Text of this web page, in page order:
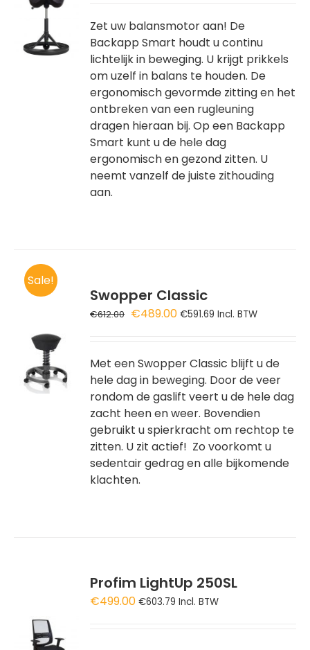
Zet uw balansmotor aan! De
Backapp Smart houdt u continu
lichtelijk in beweging. U krijgt prikkels
om uzelf in balans te houden. De
ergonomisch gevormde zitting en het
ontbreken van een rugleuning
dragen hieraan bij. Op een Backapp
Smart kunt u de hele dag
ergonomisch en gezond zitten. U
neemt vanzelf de juiste zithouding
aan.
Sale!
Swopper Classic
€612.00 Oorspronkelijke
€612.00.
€489.00Huidige
€489.00.
€591.69 Incl. BTW
Met een Swopper Classic blijft u de
hele dag in beweging. Door de veer
rondom de gaslift veert u de hele dag
zacht heen en weer. Bovendien
gebruikt u spierkracht om rechtop te
zitten. U zit actief! Zo voorkomt u
sedentair gedrag en alle bijkomende
klachten.
Profim LightUp 250SL
€499.00 €603.79 Incl. BTW